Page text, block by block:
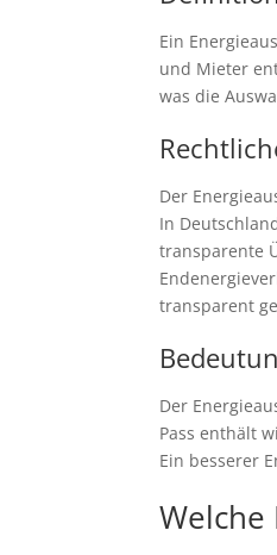
Ein
und Mieter
was die
Der
In
transparente
transparent
Der
Pass enthält
Ein besserer